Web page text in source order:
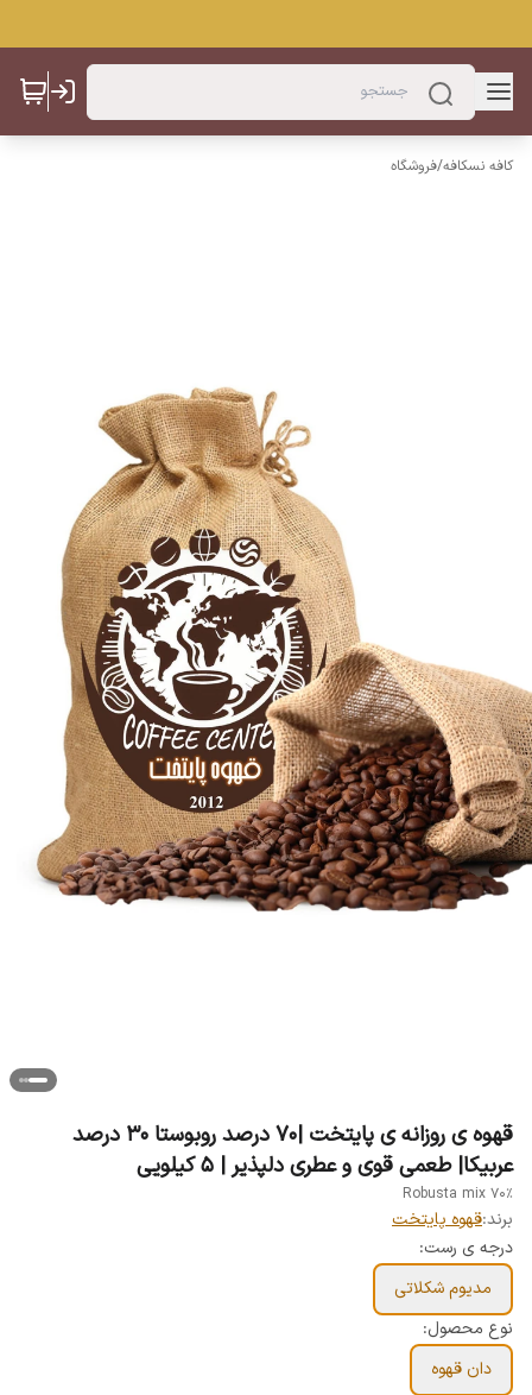
کافه نسکافه/فروشگاه
قهوه ی روزانه ی پایتخت |۷۰ درصد روبوستا ۳۰ درصد
عربیکا| طعمی قوی و عطری دلپذیر | ۵ کیلویی
70% Robusta mix
برند:قهوه پایتخت
درجه ی رست:
مدیوم شکلاتی
نوع محصول:
دان قهوه